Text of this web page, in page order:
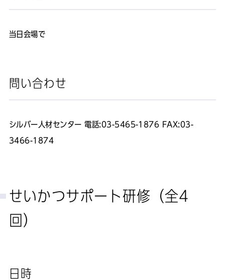
当日会場で
問い合わせ
シルバー人材センター 電話:03-5465-1876 FAX:03-
3466-1874
せいかつサポート研修（全4
回）
日時